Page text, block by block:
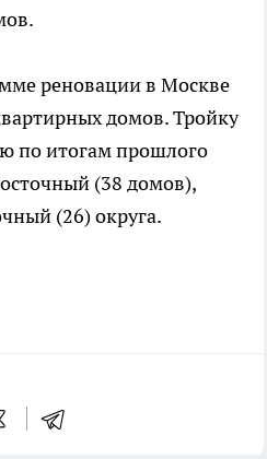
реновации в Москве
домов. Тройку
по итогам прошлого
(38 домов),
(26) округа.